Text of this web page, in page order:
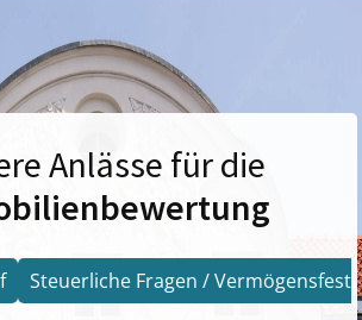
Anlässe für die
Steuerliche Fragen /